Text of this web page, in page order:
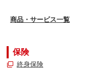
商品・サービス一覧
保険
終身保険